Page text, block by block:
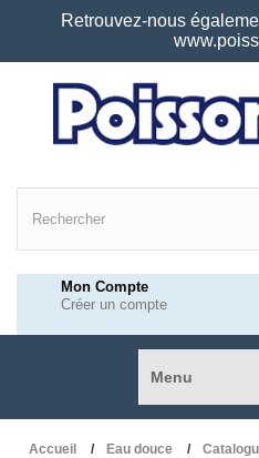
Retrouvez-nous
Mon Compte
Créer un compte
Menu
Accueil Eau douce